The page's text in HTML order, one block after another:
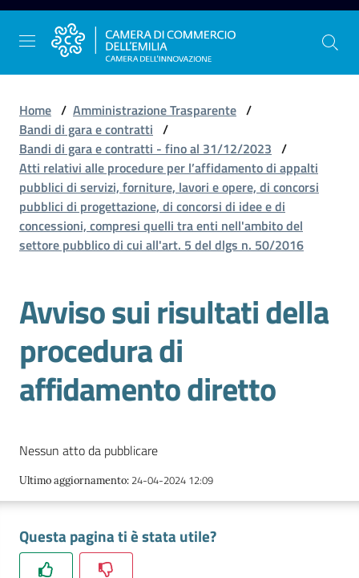
Vai al contenuto
Vai alla navigazione
Vai al footer
La
Camera
dell'Emilia
Promuovere
l'impresa
e
il
Tutelare
l'Impresa
e
il
Consumatore
Home / Amministrazione Trasparente /
Bandi di gara e contratti /
Bandi di gara e contratti - fino al 31/12/2023 /
Atti relativi alle procedure per l’affidamento di appalti
pubblici di servizi, forniture, lavori e opere, di concorsi
pubblici di progettazione, di concorsi di idee e di
concessioni, compresi quelli tra enti nell'ambito del
settore pubblico di cui all'art. 5 del dlgs n. 50/2016
Avviso sui risultati della
procedura di
affidamento diretto
Nessun atto da pubblicare
Ultimo aggiornamento: 24-04-2024 12:09
Questa pagina ti è stata utile?